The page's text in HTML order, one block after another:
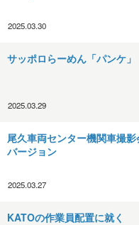
2025.03.30
サッポロらーめん「パンケ」
2025.03.29
尾久車両センター機関車撮
バージョン
2025.03.27
KATOの作業員配置に就く